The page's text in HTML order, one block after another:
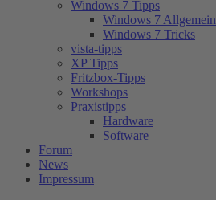
Windows 7 Tipps
Windows 7 Allgemein
Windows 7 Tricks
vista-tipps
XP Tipps
Fritzbox-Tipps
Workshops
Praxistipps
Hardware
Software
Forum
News
Impressum